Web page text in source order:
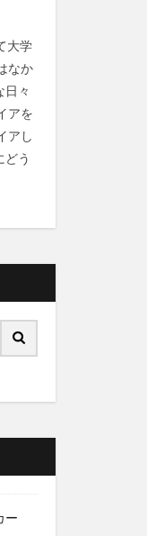
大学
なか
日々
アを
アし
どう
ー